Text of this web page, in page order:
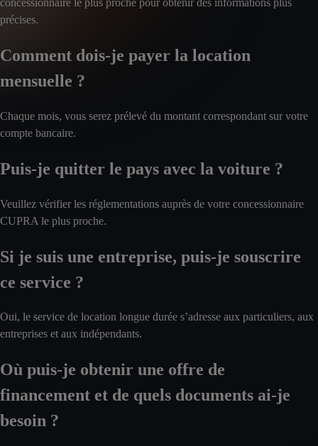
concessionnaire le plus proche pour obtenir des informations plus
précises.
Comment dois-je payer la location
mensuelle ?
Chaque mois, vous serez prélevé du montant correspondant sur votre
compte bancaire.
Puis-je quitter le pays avec la voiture ?
Veuillez vérifier les réglementations auprès de votre concessionnaire
CUPRA le plus proche.
Si je suis une entreprise, puis-je souscrire
ce service ?
Oui, le service de location longue durée s’adresse aux particuliers, aux
entreprises et aux indépendants.
Où puis-je obtenir une offre de
financement et de quels documents ai-je
besoin ?